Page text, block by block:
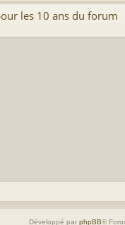
les 10 ans du forum
Développé par phpBB®